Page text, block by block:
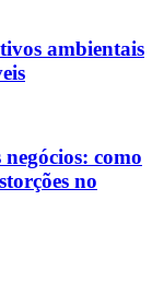
ambientais
como
no